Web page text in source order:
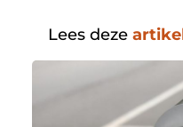
Lees deze